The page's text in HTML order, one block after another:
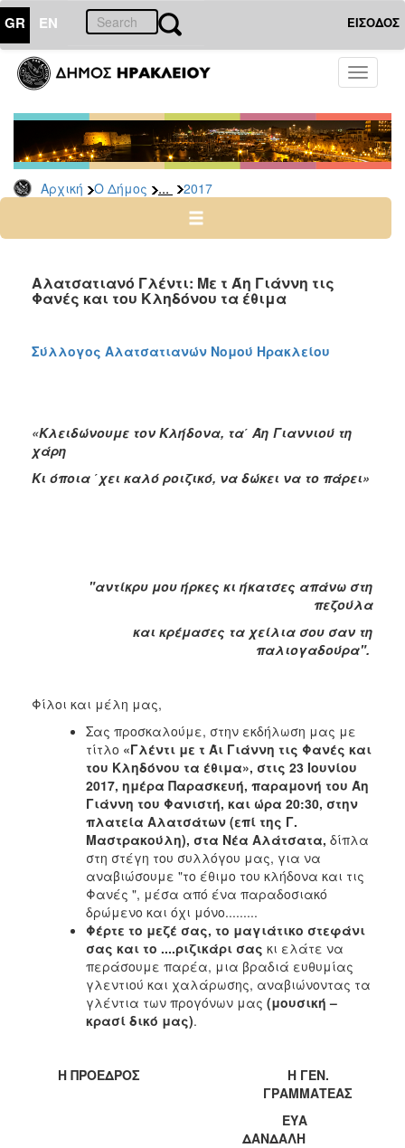
GR EN ΕΙΣΟΔΟΣ
Toggle
Αρχική Ο Δήμος ... 2017
ΔΗΜΟΣ
Δελτία
Τύπου
Αρχείο
2026
2024
2022
2020
2017
2015
2010
Αλατσατιανό Γλέντι: Με τ Άη Γιάννη τις
Φανές και του Κληδόνου τα έθιμα
Σύλλογος Αλατσατιανών Νομού Ηρακλείου
«Κλειδώνουμε τον Κλήδονα, τα΄ Άη Γιαννιού τη
χάρη
Κι όποια ΄χει καλό ροιζικό, να δώκει να το πάρει»
"αντίκρυ μου ήρκες κι ήκατσες απάνω στη
πεζούλα
και κρέμασες τα χείλια σου σαν τη
παλιογαδούρα".
Φίλοι και μέλη μας,
Σας προσκαλούμε, στην εκδήλωση μας με
τίτλο «Γλέντι με τ Άι Γιάννη τις Φανές και
του Κληδόνου τα έθιμα», στις 23 Ιουνίου
2017, ημέρα Παρασκευή, παραμονή του Άη
Γιάννη του Φανιστή, και ώρα 20:30, στην
πλατεία Αλατσάτων (επί της Γ.
Μαστρακούλη), στα Νέα Αλάτσατα, δίπλα
στη στέγη του συλλόγου μας, για να
αναβιώσουμε "το έθιμο του κλήδονα και τις
Φανές ", μέσα από ένα παραδοσιακό
δρώμενο και όχι μόνο.........
Φέρτε το μεζέ σας, το μαγιάτικο στεφάνι
σας και το ....ριζικάρι σας κι ελάτε να
περάσουμε παρέα, μια βραδιά ευθυμίας
γλεντιού και χαλάρωσης, αναβιώνοντας τα
γλέντια των προγόνων μας (μουσική –
κρασί δικό μας).
Η ΠΡΟΕΔΡΟΣ
Η ΓΕΝ.
ΓΡΑΜΜΑΤΕΑΣ
ΕΥΑ
ΔΑΝΔΑΛΗ